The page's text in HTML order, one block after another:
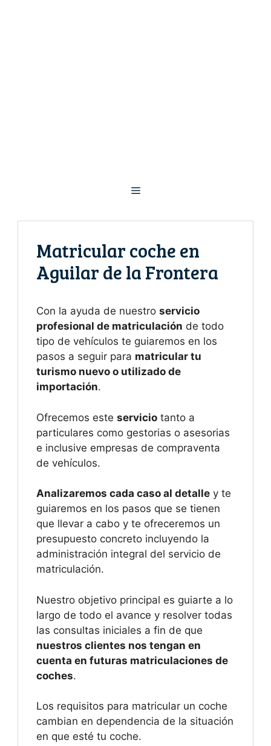
Menú
Matricular coche en
Aguilar de la Frontera
Con la ayuda de nuestro servicio
profesional de matriculación de todo
tipo de vehículos te guiaremos en los
pasos a seguir para matricular tu
turismo nuevo o utilizado de
importación.
Ofrecemos este servicio tanto a
particulares como gestorias o asesorias
e inclusive empresas de compraventa
de vehículos.
Analizaremos cada caso al detalle y te
guiaremos en los pasos que se tienen
que llevar a cabo y te ofreceremos un
presupuesto concreto incluyendo la
administración integral del servicio de
matriculación.
Nuestro objetivo principal es guiarte a lo
largo de todo el avance y resolver todas
las consultas iniciales a fin de que
nuestros clientes nos tengan en
cuenta en futuras matriculaciones de
coches.
Los requisitos para matricular un coche
cambian en dependencia de la situación
en que esté tu coche.